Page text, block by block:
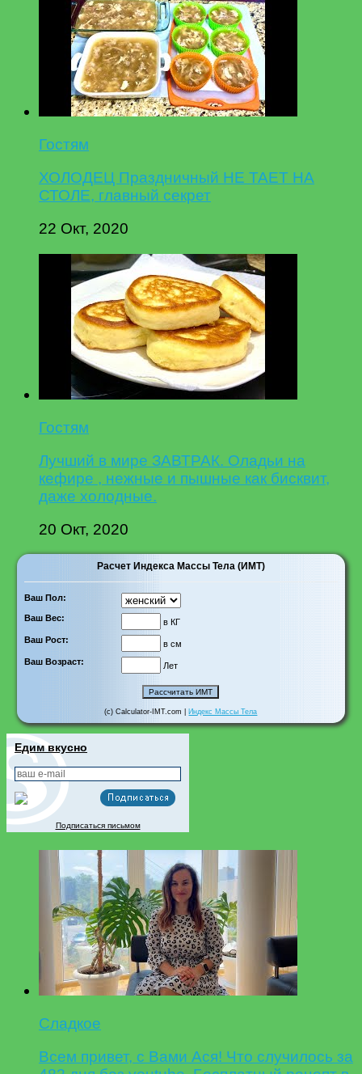
Гостям
ХОЛОДЕЦ Праздничный НЕ ТАЕТ НА
СТОЛЕ, главный секрет
22 Окт, 2020
Гостям
Лучший в мире ЗАВТРАК. Оладьи на
кефире , нежные и пышные как бисквит,
даже холодные.
20 Окт, 2020
Расчет Индекса Массы Тела (ИМТ)
Ваш Пол:
Ваш Вес:
в КГ
Ваш Рост:
в см
Ваш Возраст:
Лет
(c) Calculator-IMT.com | Индекс Массы Тела
Едим вкусно
Подписаться письмом
Сладкое
Всем привет, с Вами Ася! Что случилось за